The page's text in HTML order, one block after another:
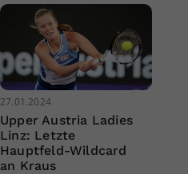
27.01.2024
Upper Austria Ladies
Linz: Letzte
Hauptfeld-Wildcard
an Kraus